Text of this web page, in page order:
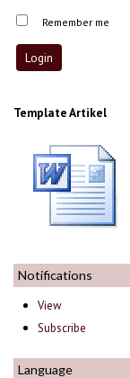
Remember me
Template Artikel
Notifications
View
Subscribe
Language